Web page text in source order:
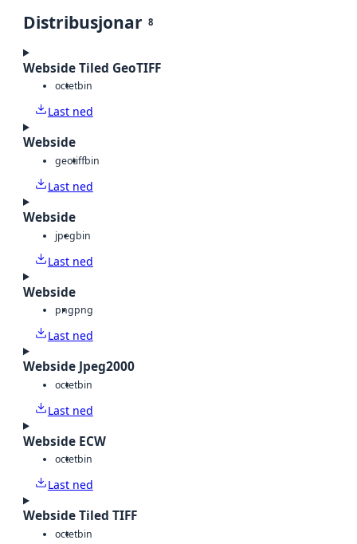
Distribusjonar 8
Webside Tiled GeoTIFF
octetbin
Last ned
Webside
geotiffbin
Last ned
Webside
jpegbin
Last ned
Webside
pngpng
Last ned
Webside Jpeg2000
octetbin
Last ned
Webside ECW
octetbin
Last ned
Webside Tiled TIFF
octetbin